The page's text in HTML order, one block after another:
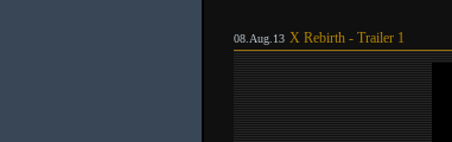
08.Aug.13 X Rebirth - Trailer 1